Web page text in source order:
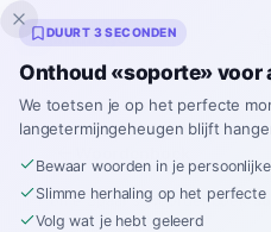
Inklingo
Home› Spaans›Woordenboek›
DUURT 3 SECONDEN
Onthoud «soporte» voor
We toetsen je op het perfecte
langetermijngeheugen blijft
Bewaar woorden in je
Slimme herhaling op het perfecte
Volg wat je hebt geleerd